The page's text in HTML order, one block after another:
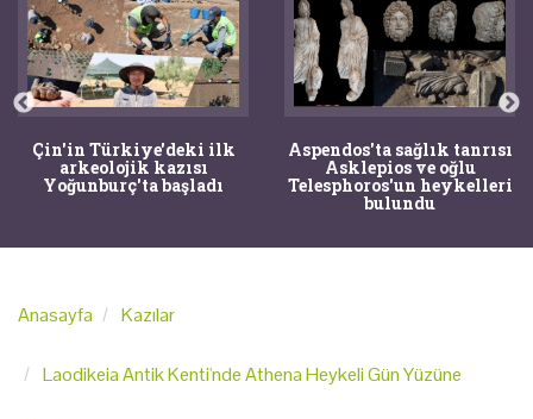
Çin'in Türkiye'deki ilk
arkeolojik kazısı
Yoğunburç'ta başladı
Aspendos'ta sağlık tanrısı
Asklepios ve oğlu
Telesphoros'un heykelleri
bulundu
Anasayfa Kazılar
Laodikeia Antik Kenti'nde Athena Heykeli Gün Yüzüne